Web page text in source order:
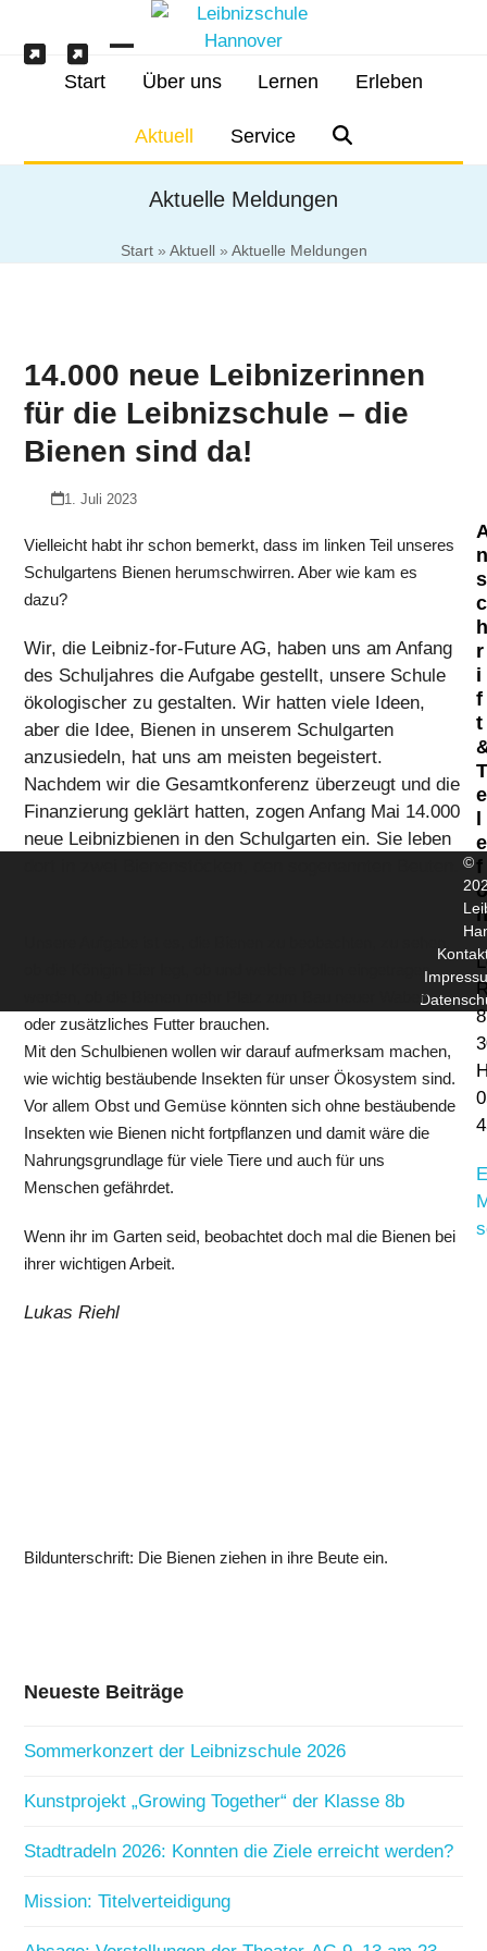
contentIServSchulessen
Open
menu
Close
menu
Start Über uns Lernen Erleben
Aktuell Service
Aktuelle Meldungen
Start» Aktuell» Aktuelle Meldungen
14.000 neue Leibnizerinnen
für die Leibnizschule – die
Bienen sind da!
1. Juli 2023
Vielleicht habt ihr schon bemerkt, dass im linken Teil unseres
Schulgartens Bienen herumschwirren. Aber wie kam es
dazu?
Wir, die Leibniz-for-Future AG, haben uns am Anfang
des Schuljahres die Aufgabe gestellt, unsere Schule
ökologischer zu gestalten. Wir hatten viele Ideen,
aber die Idee, Bienen in unserem Schulgarten
anzusiedeln, hat uns am meisten begeistert.
Nachdem wir die Gesamtkonferenz überzeugt und die
Finanzierung geklärt hatten, zogen Anfang Mai 14.000
neue Leibnizbienen in den Schulgarten ein. Sie leben
ob die Königin Eier legt, ob und welche Pollen eingetragen
werden, ob die Bienen mehr Platz zum Bau neuer Waben
oder zusätzliches Futter brauchen.
Mit den Schulbienen wollen wir darauf aufmerksam machen,
wie wichtig bestäubende Insekten für unser Ökosystem sind.
Vor allem Obst und Gemüse könnten sich ohne bestäubende
Insekten wie Bienen nicht fortpflanzen und damit wäre die
Nahrungsgrundlage für viele Tiere und auch für uns
Menschen gefährdet.
Wenn ihr im Garten seid, beobachtet doch mal die Bienen bei
ihrer wichtigen Arbeit.
Lukas Riehl
Bildunterschrift: Die Bienen ziehen in ihre Beute ein.
Neueste Beiträge
Sommerkonzert der Leibnizschule 2026
Kunstprojekt „Growing Together“ der Klasse 8b
Stadtradeln 2026: Konnten die Ziele erreicht werden?
Mission: Titelverteidigung
s
c
r
i
f
t
e
e
f
8
©